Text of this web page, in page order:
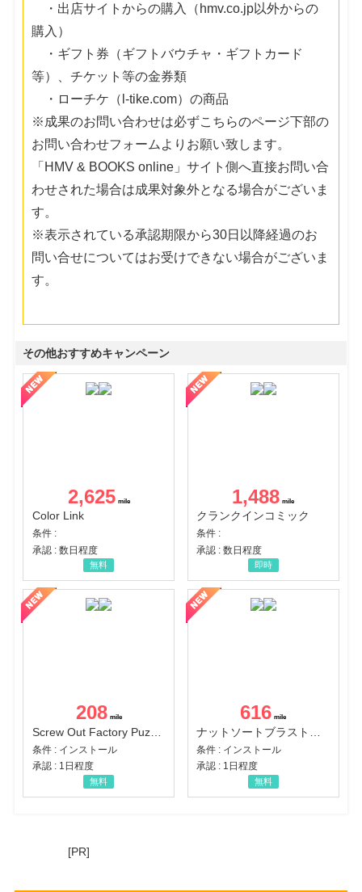
・出店サイトからの購入（hmv.co.jp以外からの
購入）
・ギフト券（ギフトバウチャ・ギフトカード
等）、チケット等の金券類
・ローチケ（l-tike.com）の商品
※成果のお問い合わせは必ずこちらのページ下部の
お問い合わせフォームよりお願い致します。
「HMV & BOOKS online」サイト側へ直接お問い合
わせされた場合は成果対象外となる場合がございま
す。
※表示されている承認期限から30日以降経過のお
問い合せについてはお受けできない場合がございま
す。
その他おすすめキャンペーン
2,625
Color Link
条件 :
承認 : 数日程度
無料
1,488
クランクインコミック
条件 :
承認 : 数日程度
即時
208
Screw Out Factory Puzzle 3D（経験値バーのマイルストーンを5にする（ユーザーレベル5に到達する））（Android）
条件 : インストール
承認 : 1日程度
無料
616
条件 : インストール
承認 : 1日程度
無料
[PR]